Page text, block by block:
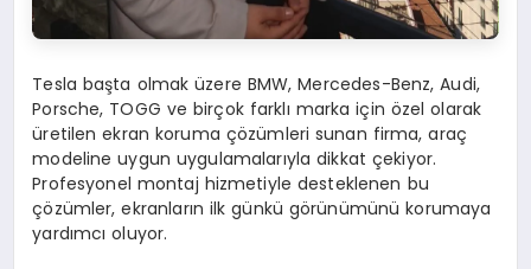
Tesla başta olmak üzere BMW, Mercedes-Benz, Audi,
Porsche, TOGG ve birçok farklı marka için özel olarak
üretilen ekran koruma çözümleri sunan firma, araç
modeline uygun uygulamalarıyla dikkat çekiyor.
Profesyonel montaj hizmetiyle desteklenen bu
çözümler, ekranların ilk günkü görünümünü korumaya
yardımcı oluyor.